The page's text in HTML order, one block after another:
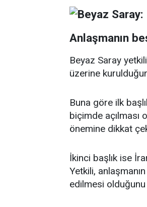
Anlaşmanın
Beyaz Saray
üzerine
Buna göre ilk
biçimde açılması
önemine dikkat
İkinci başlık ise
Yetkili,
edilmesi